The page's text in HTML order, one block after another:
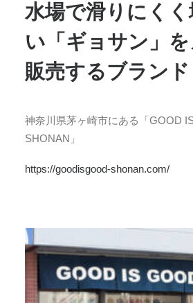
水場で滑りにくく
い「ギョサン」
販売するブランド
神奈川県茅ヶ崎市にある「GOOD
SHONAN」
https://goodisgood-shonan.com/